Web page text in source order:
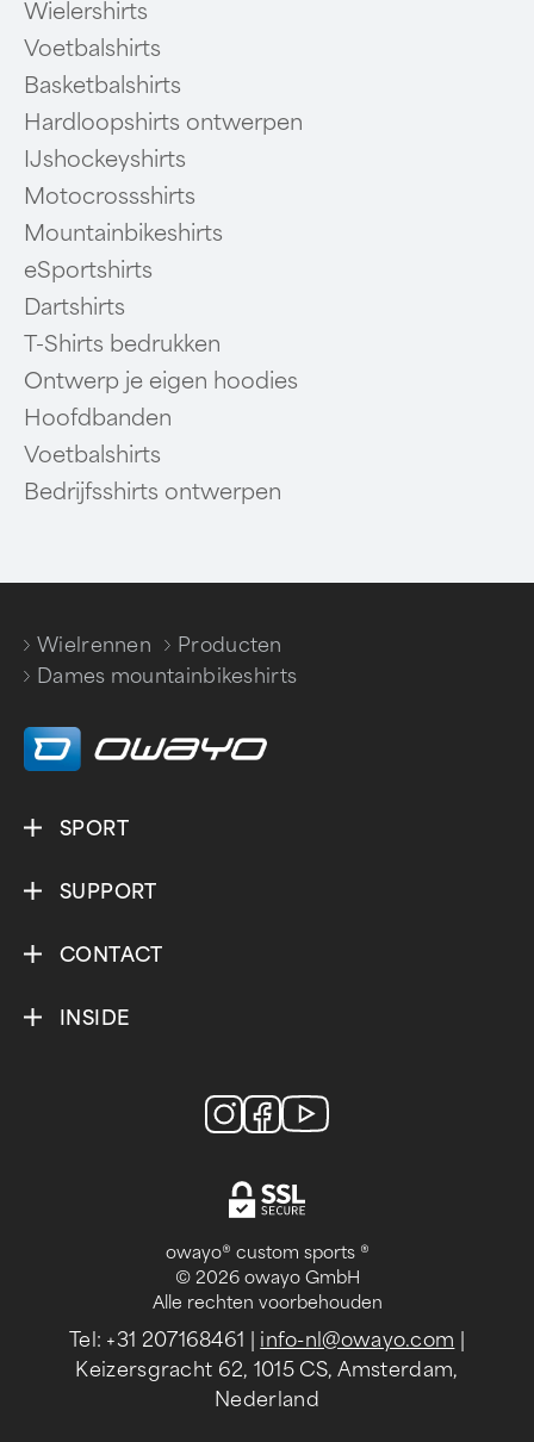
Wielershirts
Voetbalshirts
Basketbalshirts
Hardloopshirts ontwerpen
IJshockeyshirts
Motocrossshirts
Mountainbikeshirts
eSportshirts
Dartshirts
T-Shirts bedrukken
Ontwerp je eigen hoodies
Hoofdbanden
Voetbalshirts
Bedrijfsshirts ontwerpen
Wielrennen
/
Producten
/
Dames mountainbikeshirts
SPORT
SUPPORT
CONTACT
INSIDE
owayo® custom sports ®
© 2026 owayo GmbH
Alle rechten voorbehouden
Tel: +31 207168461 info-nl@owayo.com
Keizersgracht 62, 1015 CS, Amsterdam,
Nederland